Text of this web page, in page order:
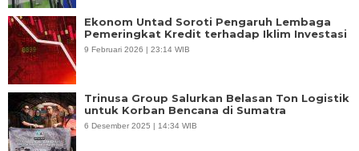
Ekonom Untad Soroti Pengaruh Lembaga
Pemeringkat Kredit terhadap Iklim Investasi
9 Februari 2026 | 23:14 WIB
Trinusa Group Salurkan Belasan Ton Logistik
untuk Korban Bencana di Sumatra
6 Desember 2025 | 14:34 WIB